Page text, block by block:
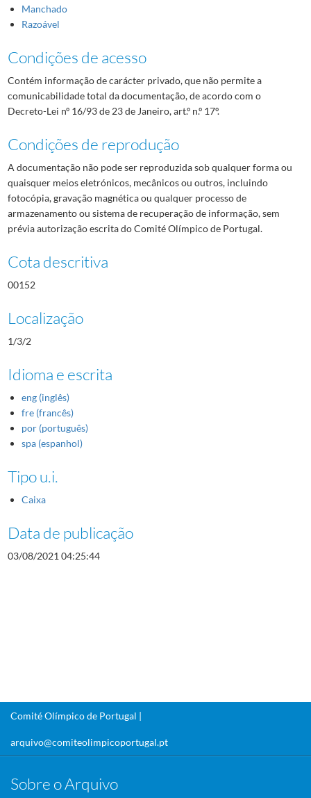
Manchado
Razoável
Condições de acesso
Contém informação de carácter privado, que não permite a
comunicabilidade total da documentação, de acordo com o
Decreto-Lei nº 16/93 de 23 de Janeiro, art.º n.º 17º.
Condições de reprodução
A documentação não pode ser reproduzida sob qualquer forma ou
quaisquer meios eletrónicos, mecânicos ou outros, incluindo
fotocópia, gravação magnética ou qualquer processo de
armazenamento ou sistema de recuperação de informação, sem
prévia autorização escrita do Comité Olímpico de Portugal.
Cota descritiva
00152
Localização
1/3/2
Idioma e escrita
eng (inglês)
fre (francês)
por (português)
spa (espanhol)
Tipo u.i.
Caixa
Data de publicação
03/08/2021 04:25:44
Comité Olímpico de Portugal |
arquivo@comiteolimpicoportugal.pt
Sobre o Arquivo